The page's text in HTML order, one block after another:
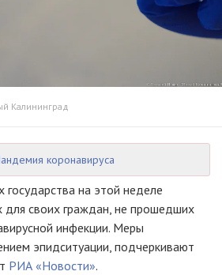
Калининград
коронавируса
государства на этой неделе
для своих граждан, не прошедших
инфекции. Меры
эпидситуации, подчеркивают
РИА «Новости».